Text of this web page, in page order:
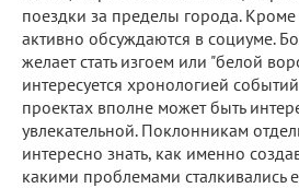
поездки за пределы города.
активно обсуждаются в социуме.
желает стать изгоем или "белой
интересуется хронологией
проектах вполне может быть
увлекательной. Поклонникам
интересно знать, как именно
какими проблемами сталкивались